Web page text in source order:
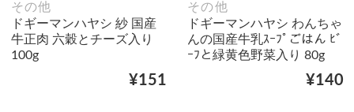
その他
ドギーマンハヤシ 紗 国産
牛正肉 六穀とチーズ入り
100g
¥151
その他
ドギーマンハヤシ わんちゃ
んの国産牛乳ｽｰﾌﾟごはん ﾋﾞ
ｰﾌと緑黄色野菜入り 80g
¥140